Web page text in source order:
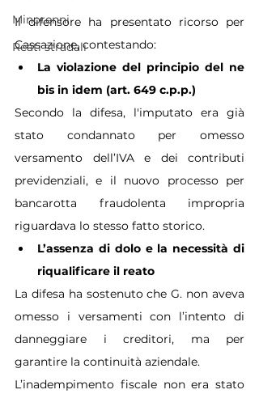
Minorenni
Reati stradali
Il difensore ha presentato ricorso per
Cassazione, contestando:
La violazione del principio del ne
bis in idem (art. 649 c.p.p.)
Secondo la difesa, l'imputato era già
stato condannato per omesso
versamento dell’IVA e dei contributi
previdenziali, e il nuovo processo per
bancarotta fraudolenta impropria
riguardava lo stesso fatto storico.
L’assenza di dolo e la necessità di
riqualificare il reato
La difesa ha sostenuto che G. non aveva
omesso i versamenti con l’intento di
danneggiare i creditori, ma per
garantire la continuità aziendale.
L’inadempimento fiscale non era stato